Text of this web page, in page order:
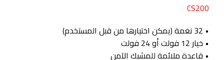
CS200
• 32 نغمة (يمكن اختيارها من قبل المستخدم)
• خيار 12 فولت أو 24 فولت
• قاعدة ملائمة للمشبك الآمن